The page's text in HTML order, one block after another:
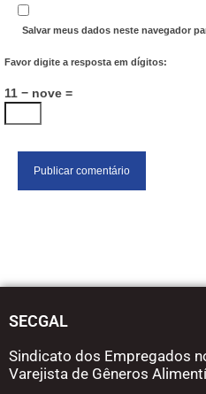
Salvar meus dados neste navegador
Favor digite a resposta em dígitos:
11 − nove =
SECGAL
Sindicato dos Empregados
Varejista de Gêneros